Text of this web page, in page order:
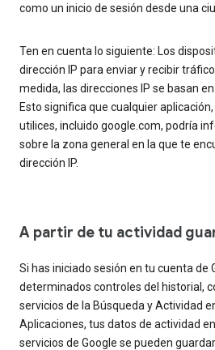
como un inicio de sesión desde una
Ten en cuenta lo siguiente: Los
dirección IP para enviar y recibir
medida, las direcciones IP se basan
Esto significa que cualquier
utilices, incluido google.com, podría
sobre la zona general en la que te
dirección IP.
A partir de tu actividad
Si has iniciado sesión en tu cuenta de
determinados controles del historial,
servicios de la Búsqueda y Actividad
Aplicaciones, tus datos de actividad
servicios de Google se pueden